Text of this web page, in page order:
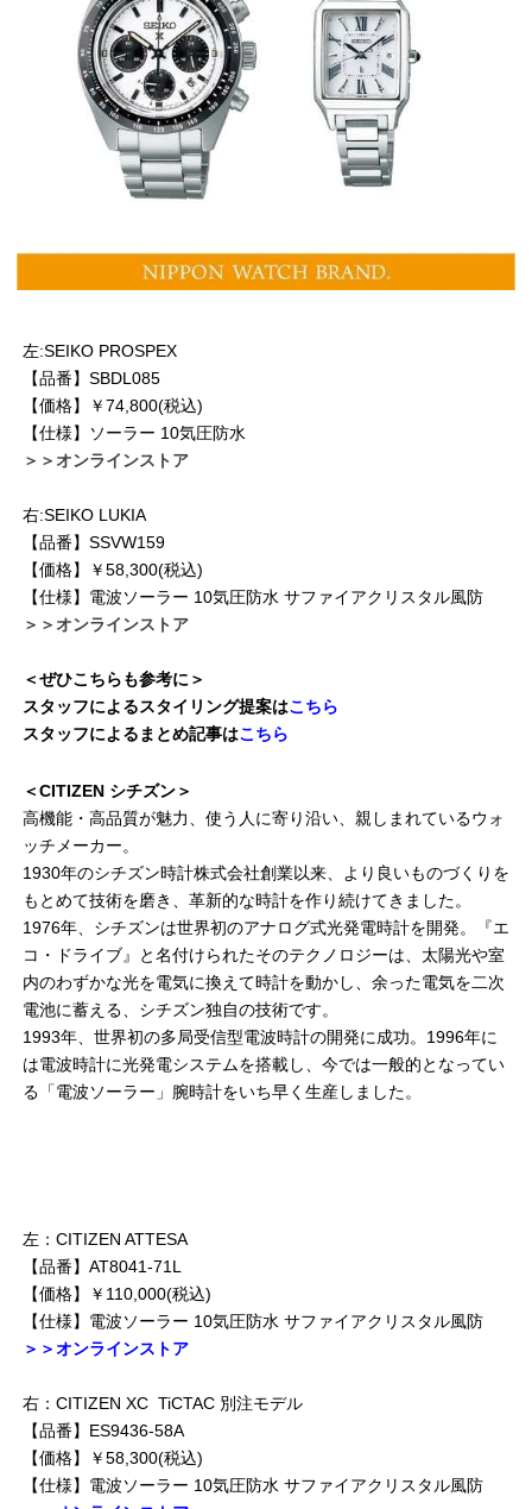
左:SEIKO PROSPEX
【品番】SBDL085
【価格】￥74,800(税込)
【仕様】ソーラー 10気圧防水
＞＞オンラインストア
右:SEIKO LUKIA
【品番】SSVW159
【価格】￥58,300(税込)
【仕様】電波ソーラー 10気圧防水 サファイアクリスタル風防
＞＞オンラインストア
＜ぜひこちらも参考に＞
スタッフによるスタイリング提案はこちら
スタッフによるまとめ記事はこちら
＜CITIZEN シチズン＞
高機能・高品質が魅力、使う人に寄り沿い、親しまれているウォ
ッチメーカー。
1930年のシチズン時計株式会社創業以来、より良いものづくりを
もとめて技術を磨き、革新的な時計を作り続けてきました。
1976年、シチズンは世界初のアナログ式光発電時計を開発。『エ
コ・ドライブ』と名付けられたそのテクノロジーは、太陽光や室
内のわずかな光を電気に換えて時計を動かし、余った電気を二次
電池に蓄える、シチズン独自の技術です。
1993年、世界初の多局受信型電波時計の開発に成功。1996年に
は電波時計に光発電システムを搭載し、今では一般的となってい
る「電波ソーラー」腕時計をいち早く生産しました。
左：CITIZEN ATTESA
【品番】AT8041-71L
【価格】￥110,000(税込)
【仕様】電波ソーラー 10気圧防水 サファイアクリスタル風防
＞＞オンラインストア
右：CITIZEN XC TiCTAC 別注モデル
【品番】ES9436-58A
【価格】￥58,300(税込)
【仕様】電波ソーラー 10気圧防水 サファイアクリスタル風防